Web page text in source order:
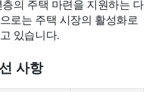
의 주택 마련을 지원하는 다
로는 주택 시장의 활성화로
있습니다.
사항